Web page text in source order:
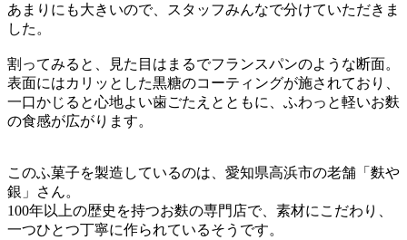
あまりにも大きいので、スタッフみんなで分けていただきま
した。
割ってみると、見た目はまるでフランスパンのような断面。
表面にはカリッとした黒糖のコーティングが施されており、
一口かじると心地よい歯ごたえとともに、ふわっと軽いお麩
の食感が広がります。
このふ菓子を製造しているのは、愛知県高浜市の老舗「麩や
銀」さん。
100年以上の歴史を持つお麩の専門店で、素材にこだわり、
一つひとつ丁寧に作られているそうです。